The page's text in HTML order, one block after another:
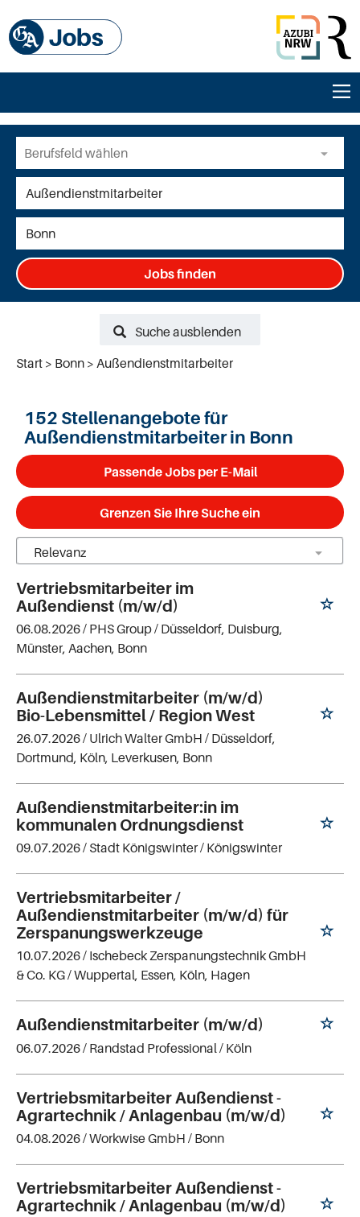
Jobs finden
Suche ausblenden
Start
Bonn Außendienstmitarbeiter
152 Stellenangebote für
Außendienstmitarbeiter in Bonn
Passende Jobs per E-Mail
Grenzen Sie Ihre Suche ein
Vertriebsmitarbeiter im
Außendienst (m/w/d)
06.08.2026 / PHS Group/ Düsseldorf, Duisburg,
Münster, Aachen, Bonn
Außendienstmitarbeiter (m/w/d)
Bio-Lebensmittel / Region West
26.07.2026 / Ulrich Walter GmbH / Düsseldorf,
Dortmund, Köln, Leverkusen, Bonn
Außendienstmitarbeiter:in im
kommunalen Ordnungsdienst
09.07.2026 / Stadt Königswinter/ Königswinter
Vertriebsmitarbeiter /
Außendienstmitarbeiter (m/w/d) für
Zerspanungswerkzeuge
10.07.2026 / Ischebeck Zerspanungstechnik GmbH
& Co. KG/ Wuppertal, Essen, Köln, Hagen
Außendienstmitarbeiter (m/w/d)
06.07.2026 / Randstad Professional/ Köln
Vertriebsmitarbeiter Außendienst -
Agrartechnik / Anlagenbau (m/w/d)
04.08.2026 /Workwise GmbH / Bonn
Vertriebsmitarbeiter Außendienst -
Agrartechnik / Anlagenbau (m/w/d)